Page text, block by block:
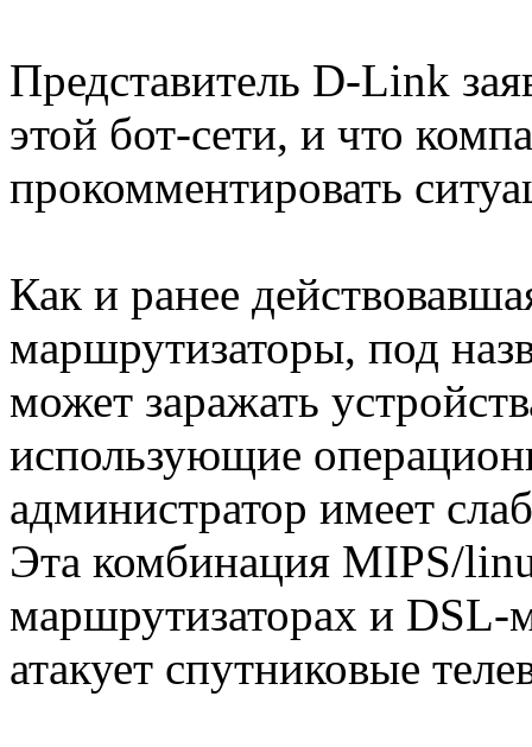
Представитель D-Link
этой бот-сети, и что
прокомментировать
Как и ранее
маршрутизаторы, под
может заражать
использующие
администратор имеет
Эта комбинация MIPS/
маршрутизаторах и DSL-
атакует спутниковые